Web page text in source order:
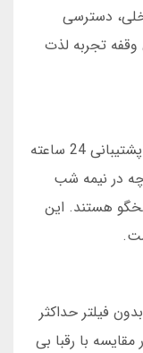
دسترسی
تجربه لذت
در سایت شرط بندی فارسی بدون فیلتر، پشتیبانی 24 ساعته
در نیمه شب
هستند. این
فیلتر حداکثر
مقایسه با رقبا بی